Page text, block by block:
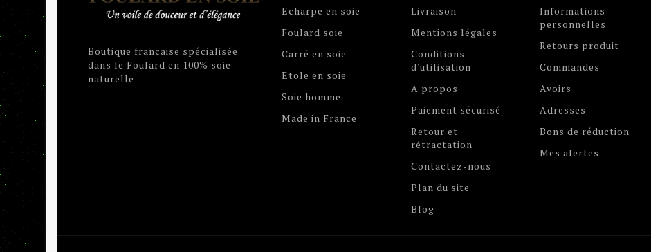
Boutique francaise spécialisée
dans le Foulard en 100% soie
naturelle
Echarpe en soie
Foulard soie
Carré en soie
Etole en soie
Soie homme
Made in France
Livraison
Mentions légales
Conditions
d'utilisation
A propos
Paiement sécurisé
Retour et
rétractation
Contactez-nous
Plan du site
Blog
Informations
personnelles
Retours produit
Commandes
Avoirs
Adresses
Bons de réduction
Mes alertes